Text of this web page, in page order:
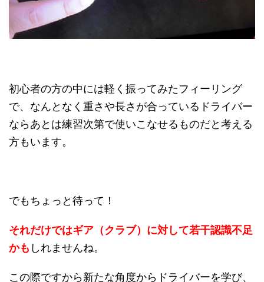
初心者の方の中には軽く振ってみたフィーリング
で、なんとなく重さや長さが合っているドライバー
ならあとは練習次第で使いこなせるものだと考える
方もいます。
でもちょっと待って！
それだけではギア（クラブ）に対して若干認識不足
かも しれませんね。
この際ですから新たな角度からドライバーを学び、